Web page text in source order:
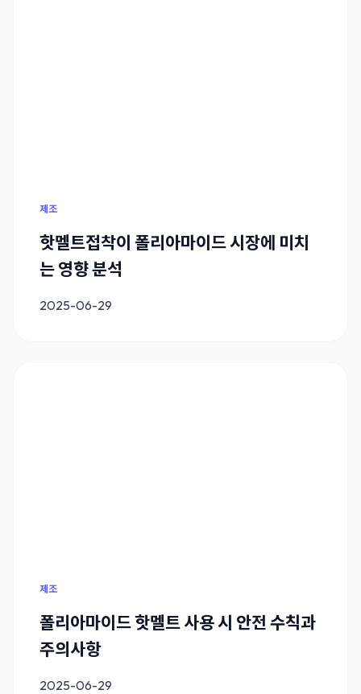
제조
핫멜트접착이 폴리아마이드 시장에 미치
는 영향 분석
2025-06-29
제조
폴리아마이드 핫멜트 사용 시 안전 수칙과
주의사항
2025-06-29